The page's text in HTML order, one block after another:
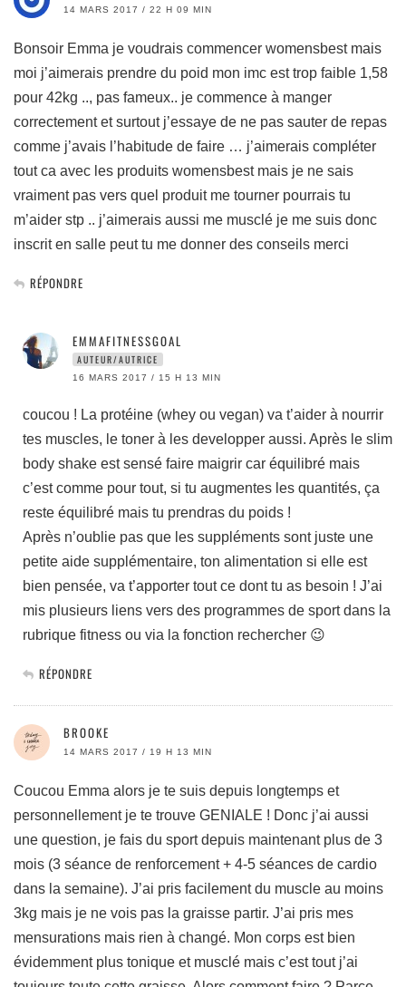
14 MARS 2017 / 22 H 09 MIN
Bonsoir Emma je voudrais commencer womensbest mais
moi j’aimerais prendre du poid mon imc est trop faible 1,58
pour 42kg .., pas fameux.. je commence à manger
correctement et surtout j’essaye de ne pas sauter de repas
comme j’avais l’habitude de faire … j’aimerais compléter
tout ca avec les produits womensbest mais je ne sais
vraiment pas vers quel produit me tourner pourrais tu
m’aider stp .. j’aimerais aussi me musclé je me suis donc
inscrit en salle peut tu me donner des conseils merci
RÉPONDRE
EMMAFITNESSGOAL
AUTEUR/AUTRICE
16 MARS 2017 / 15 H 13 MIN
coucou ! La protéine (whey ou vegan) va t’aider à nourrir
tes muscles, le toner à les developper aussi. Après le slim
body shake est sensé faire maigrir car équilibré mais
c’est comme pour tout, si tu augmentes les quantités, ça
reste équilibré mais tu prendras du poids !
Après n’oublie pas que les suppléments sont juste une
petite aide supplémentaire, ton alimentation si elle est
bien pensée, va t’apporter tout ce dont tu as besoin ! J’ai
mis plusieurs liens vers des programmes de sport dans la
rubrique fitness ou via la fonction rechercher 😉
RÉPONDRE
BROOKE
14 MARS 2017 / 19 H 13 MIN
Coucou Emma alors je te suis depuis longtemps et
personnellement je te trouve GENIALE ! Donc j’ai aussi
une question, je fais du sport depuis maintenant plus de 3
mois (3 séance de renforcement + 4-5 séances de cardio
dans la semaine). J’ai pris facilement du muscle au moins
3kg mais je ne vois pas la graisse partir. J’ai pris mes
mensurations mais rien à changé. Mon corps est bien
évidemment plus tonique et musclé mais c’est tout j’ai